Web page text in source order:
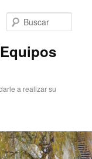
a realizar su